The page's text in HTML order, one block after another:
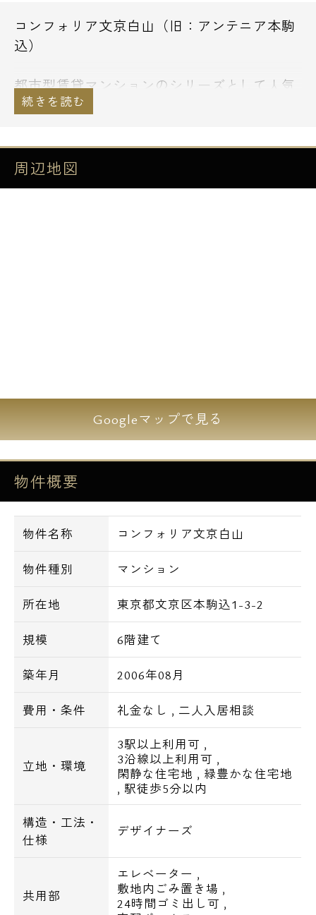
コンフォリア文京白山（旧：アンテニア本駒
込）
都市型賃貸マンションのシリーズとして人気
が高い『コンフォリア』
駅が最寄り駅の高級賃貸マンションです。
ただ今礼金０ヶ月・敷金1ヶ月・当社限定で
【設備】
■オートロック
■防犯カメラ
■宅配ボックス
■ＴＶモニター付インターホン
■システムキッチン
■シャワートイレ
■浴室乾燥機
■独立洗面化粧台（一部住戸）
■エアコン
■ＢＳ・ＣＳ
■インターネット
【周辺環境】
スーパーマーケット・・33m
セブンイレブン・・105m
ファミリーマート・・262m
ドラッグストアいわい・・238m
TSUTAYA・・212m
周辺地図
Googleマップで見る
物件概要
物件名称 コンフォリア文京白山
物件種別 マンション
所在地 東京都文京区本駒込1-3-2
規模 6階建て
築年月 2006年08月
費用・条件 礼金なし , 二人入居相談
立地・環境
3駅以上利用可 ,
3沿線以上利用可 ,
閑静な住宅地 , 緑豊かな住宅地
, 駅徒歩5分以内
構造・工法・
仕様
デザイナーズ
共用部
エレベーター ,
敷地内ごみ置き場 ,
24時間ゴミ出し可 ,